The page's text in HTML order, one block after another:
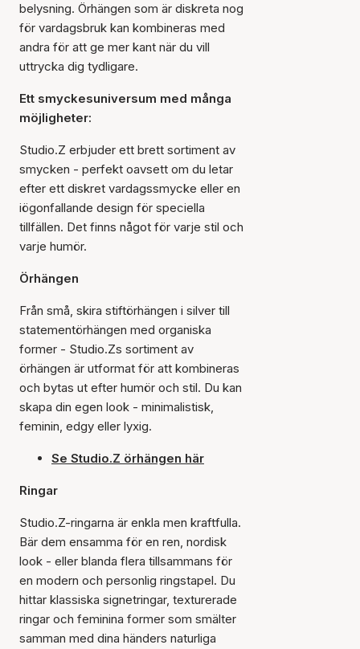
belysning. Örhängen som är diskreta nog
för vardagsbruk kan kombineras med
andra för att ge mer kant när du vill
uttrycka dig tydligare.
Ett smyckesuniversum med många
möjligheter:
Studio.Z erbjuder ett brett sortiment av
smycken - perfekt oavsett om du letar
efter ett diskret vardagssmycke eller en
iögonfallande design för speciella
tillfällen. Det finns något för varje stil och
varje humör.
Örhängen
Från små, skira stiftörhängen i silver till
statementörhängen med organiska
former - Studio.Zs sortiment av
örhängen är utformat för att kombineras
och bytas ut efter humör och stil. Du kan
skapa din egen look - minimalistisk,
feminin, edgy eller lyxig.
Se Studio.Z örhängen här
Ringar
Studio.Z-ringarna är enkla men kraftfulla.
Bär dem ensamma för en ren, nordisk
look - eller blanda flera tillsammans för
en modern och personlig ringstapel. Du
hittar klassiska signetringar, texturerade
ringar och feminina former som smälter
samman med dina händers naturliga